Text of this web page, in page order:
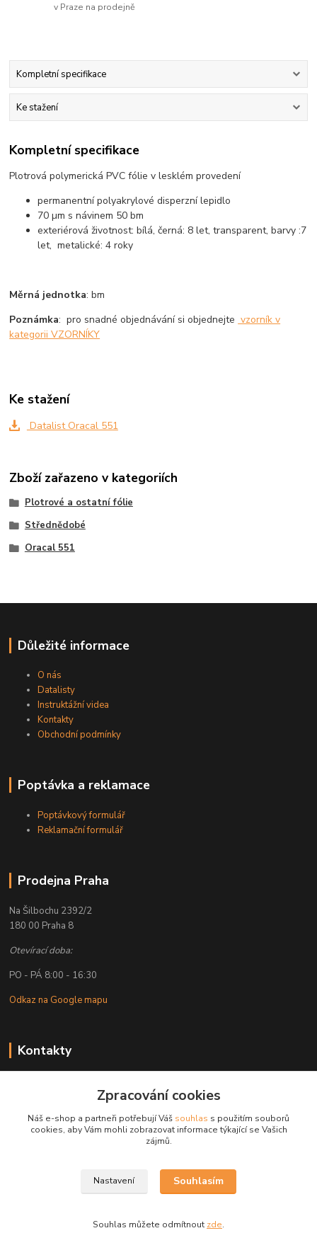
v Praze na prodejně
Kompletní specifikace
Ke stažení
Kompletní specifikace
Plotrová polymerická PVC fólie v lesklém provedení
permanentní polyakrylové disperzní lepidlo
70 µm s návinem 50 bm
exteriérová životnost: bílá, černá: 8 let, transparent, barvy :7
let, metalické: 4 roky
Měrná jednotka: bm
Poznámka: pro snadné objednávání si objednejte vzorník v
kategorii VZORNÍKY
Ke stažení
Datalist Oracal 551
Zboží zařazeno v kategoriích
Plotrové a ostatní fólie
Střednědobé
Oracal 551
Důležité informace
O nás
Datalisty
Instruktážní videa
Kontakty
Obchodní podmínky
Poptávka a reklamace
Poptávkový formulář
Reklamační formulář
Prodejna Praha
Na Šilbochu 2392/2
180 00 Praha 8
Otevírací doba:
PO - PÁ 8:00 - 16:30
Odkaz na Google mapu
Kontakty
+ 420 608 777 028
obchod@golemreklama.cz
Zpracování cookies
Náš e-shop a partneři potřebují Váš souhlas s použitím souborů
cookies, aby Vám mohli zobrazovat informace týkající se Vašich
zájmů.
Nastavení Souhlasím
Souhlas můžete odmítnout zde.